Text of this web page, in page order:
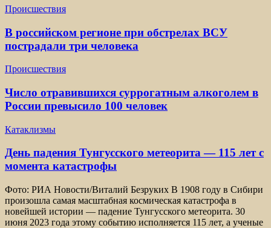
Происшествия
В российском регионе при обстрелах ВСУ
пострадали три человека
Происшествия
Число отравившихся суррогатным алкоголем в
России превысило 100 человек
Катаклизмы
День падения Тунгусского метеорита — 115 лет с
момента катастрофы
Фото: РИА Новости/Виталий Безруких В 1908 году в Сибири
произошла самая масштабная космическая катастрофа в
новейшей истории — падение Тунгусского метеорита. 30
июня 2023 года этому событию исполняется 115 лет, а ученые